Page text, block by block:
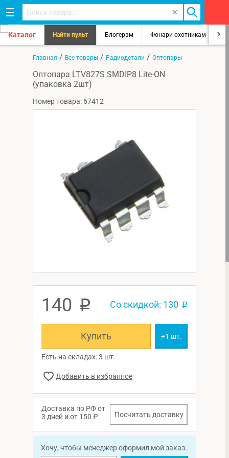
Каталог Найти пульт Блогерам Фонари охотникам
Главная / Все товары / Радиодетали / Оптопары
Оптопара LTV827S SMDIP8 Lite-ON
(упаковка 2шт)
Номер товара: 67412
140 p Со скидкой: 130 p
Купить +1 шт.
Есть на складах: 3 шт.
Доставка по РФ от
3 дней и от 150 ₽
Посчитать доставку
Хочу, чтобы менеджер оформил мой заказ: